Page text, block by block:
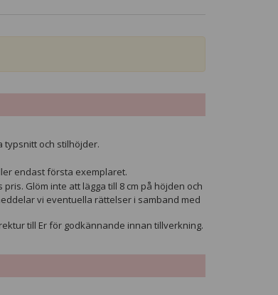
typsnitt och stilhöjder.
endast första exemplaret.
Glöm inte att lägga till 8 cm på höjden och
vi eventuella rättelser i samband med
till Er för godkännande innan tillverkning.